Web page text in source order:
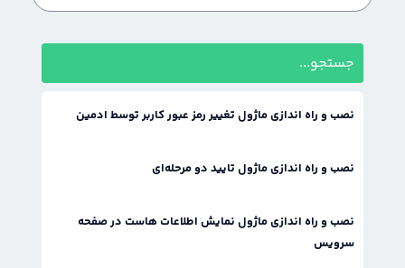
نصب و راه اندازی ماژول تغییر رمز عبور کاربر توسط ادمین
نصب و راه اندازی ماژول تایید دو مرحله‌ای
نصب و راه اندازی ماژول نمایش اطلاعات هاست در صفحه
سرویس